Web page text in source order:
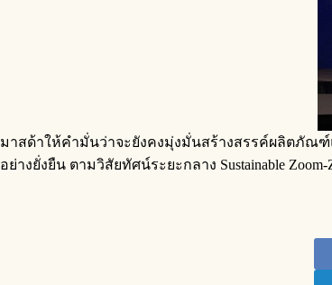
มาสด้าให้คำมั่นว่าจะยังคงมุ่งมั่นสร้างสรรค์ผลิตภัณ
อย่างยั่งยืน ตามวิสัยทัศน์ระยะกลาง Sustainable